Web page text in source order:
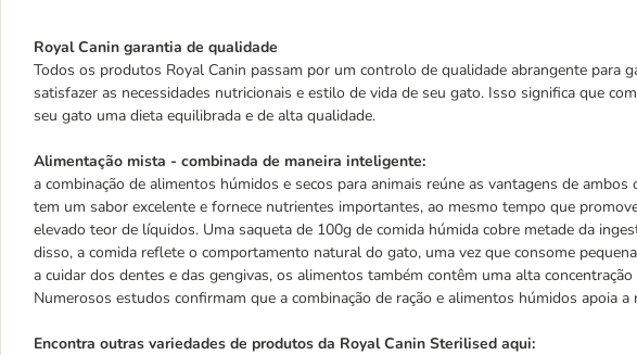
Royal Canin garantia de qualidade
Todos os produtos Royal Canin passam por um controlo de qualidade abrangente para
satisfazer as necessidades nutricionais e estilo de vida de seu gato. Isso significa que
seu gato uma dieta equilibrada e de alta qualidade.
Alimentação mista - combinada de maneira inteligente:
a combinação de alimentos húmidos e secos para animais reúne as vantagens de
tem um sabor excelente e fornece nutrientes importantes, ao mesmo tempo que
elevado teor de líquidos. Uma saqueta de 100g de comida húmida cobre metade da
disso, a comida reflete o comportamento natural do gato, uma vez que consome
a cuidar dos dentes e das gengivas, os alimentos também contêm uma alta
Numerosos estudos confirmam que a combinação de ração e alimentos húmidos apoia a
Encontra outras variedades de produtos da Royal Canin Sterilised aqui: